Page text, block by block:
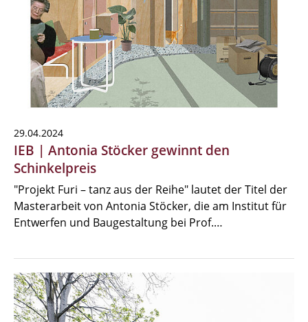
29.04.2024
IEB | Antonia Stöcker gewinnt den
Schinkelpreis
"Projekt Furi – tanz aus der Reihe" lautet der Titel der
Masterarbeit von Antonia Stöcker, die am Institut für
Entwerfen und Baugestaltung bei Prof.…